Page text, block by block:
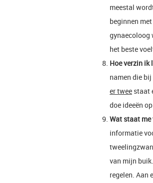
meestal
beginnen
gynaecoloog
het beste
Hoe verzin ik
namen die
er twee staat
doe ideeën
Wat staat
informatie
van mijn
regelen. Aan